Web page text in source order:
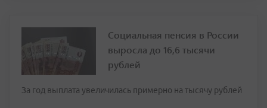
Социальная пенсия в России
выросла до 16,6 тысячи
рублей
За год выплата увеличилась примерно на тысячу рублей